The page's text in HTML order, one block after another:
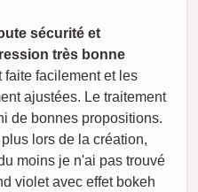
sécurité et
très bonne
faite facilement et les
ajustées. Le traitement
de bonnes propositions.
lors de la création,
moins je n'ai pas trouvé
violet avec effet bokeh